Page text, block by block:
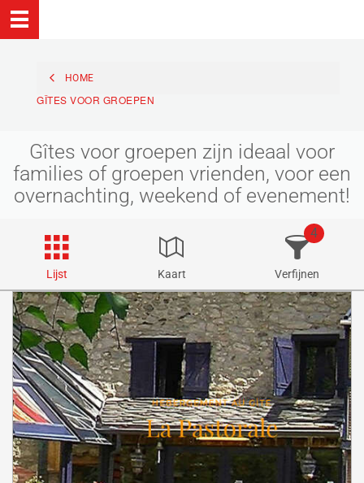
HOME
GÎTES VOOR GROEPEN
Gîtes voor groepen zijn ideaal voor
families of groepen vrienden, voor een
overnachting, weekend of evenement!
Lijst Kaart Verfijnen
4